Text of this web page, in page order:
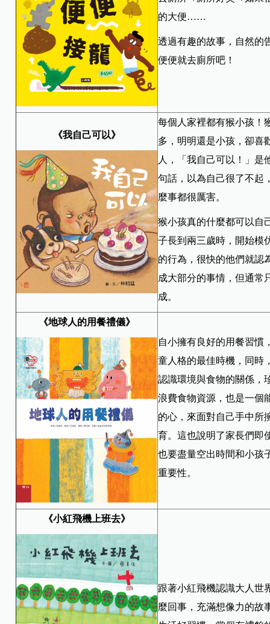
的大便……
透過有趣的故事，自然的
便便就去廁所吧！
《我自己可以》
每個人家裡都有猴小孩！
多，明明還是小孩，卻喜
人，「我自己可以！」是
句話，以為自己很了不起
麼事都很厲害。
猴小孩真的什麼都可以自
子長到兩三歲時，開始模
的行為，很快的他們就認
成大部分的事情，但通常
成。
《地球人的用餐禮儀》
自小擁有良好的用餐習慣
童人格的最佳時機，同時
認識環境與食物的關係，
浪費食物資源，也是一個
的心，來面對自己手中所
育。這也說明了家長們即
也要盡量空出時間和小孩
重要性。
《小紅飛機上班去》
跟著小紅飛機認識大人世
麼回事，充滿想像力的故